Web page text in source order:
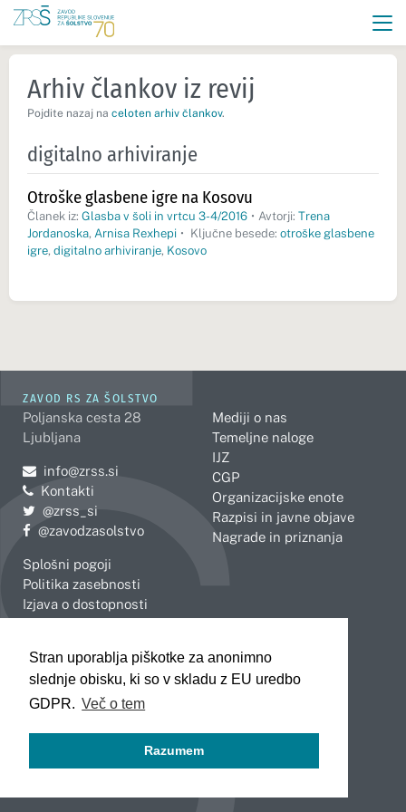
Stran uporablja piškotke za anonimno
slednje obisku, ki so v skladu z EU uredbo
GDPR. Več o tem
Razumem
Arhiv člankov iz revij
Pojdite nazaj na celoten arhiv člankov.
digitalno arhiviranje
Otroške glasbene igre na Kosovu
Članek iz: Glasba v šoli in vrtcu 3-4/2016 • Avtorji: Trena
Jordanoska, Arnisa Rexhepi • Ključne besede: otroške glasbene
igre, digitalno arhiviranje, Kosovo
ZAVOD RS ZA ŠOLSTVO
Poljanska cesta 28
Ljubljana
Pošljite e-mail na
info@zrss.si
Kontakti
Pojdite na Twitter:
@zrss_si
Pojdite na Facebook:
@zavodzasolstvo
Splošni pogoji
Politika zasebnosti
Izjava o dostopnosti
Mediji o nas
Temeljne naloge
IJZ
CGP
Organizacijske enote
Razpisi in javne objave
Nagrade in priznanja
Celje
Koper
Kranj
Novo mesto
Slovenj Gradec